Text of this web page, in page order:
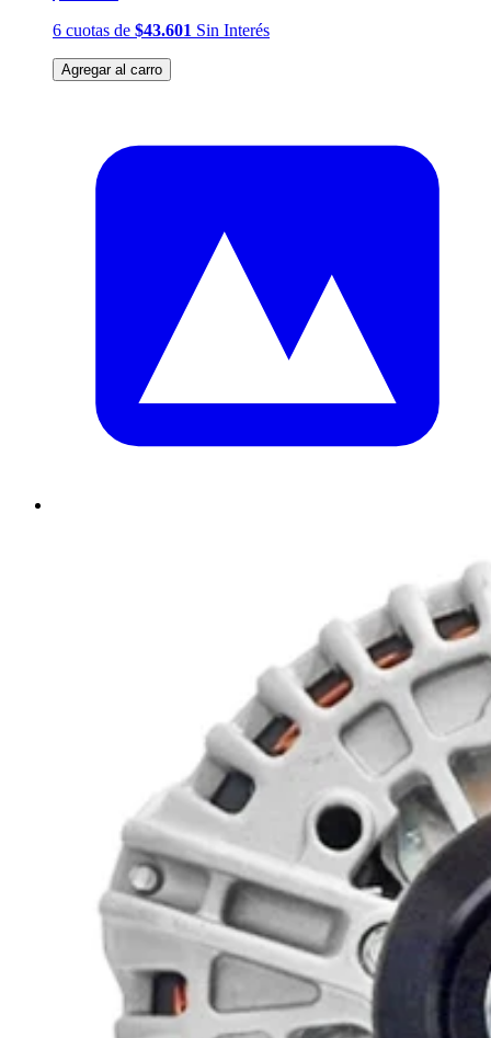
6 cuotas de $43.601 Sin Interés
Agregar al carro